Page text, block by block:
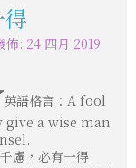
佈: 24 四月 2019
英語格言：A fool
give a wise man
慮，必有一得